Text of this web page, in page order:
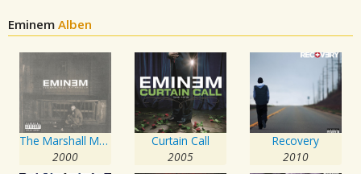
Eminem Alben
The Marshall Mathers LP
2000
Curtain Call
2005
Recovery
2010